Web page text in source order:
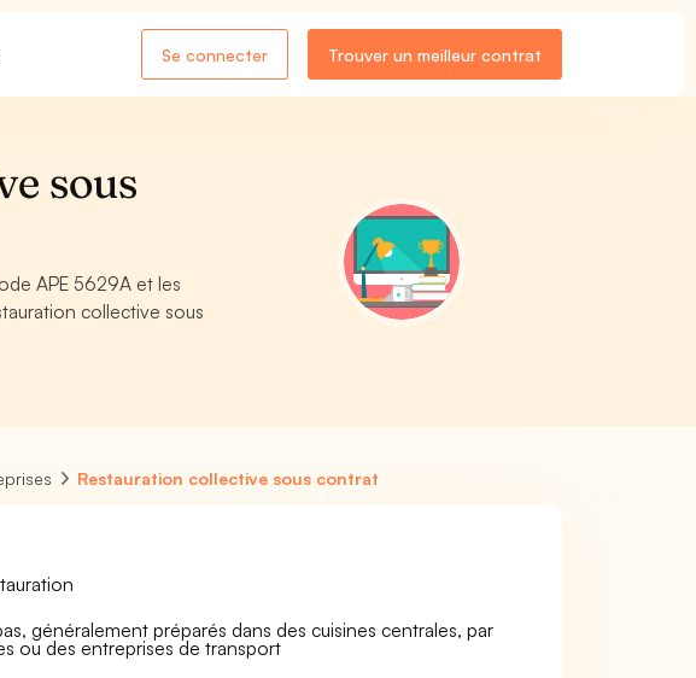
Se connecter Trouver un meilleur contrat
sous
APE 5629A et les
collective sous
Restauration collective sous contrat
généralement préparés dans des cuisines centrales, par
ou des entreprises de transport